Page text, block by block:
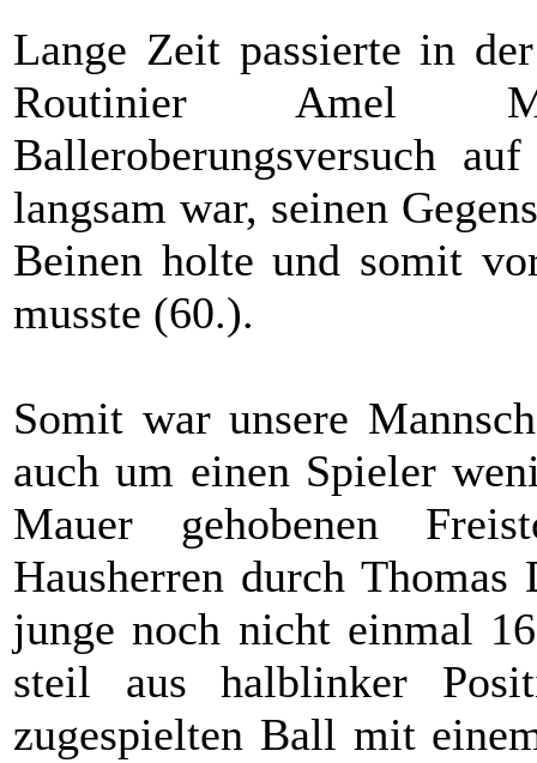
Lange Zeit passierte in
Routinier Amel
Balleroberungsversuch
langsam war, seinen
Beinen holte und somit
musste (60.).
Somit war unsere
auch um einen Spieler
Mauer gehobenen
Hausherren durch
junge noch nicht einmal
steil aus halblinker
zugespielten Ball mit